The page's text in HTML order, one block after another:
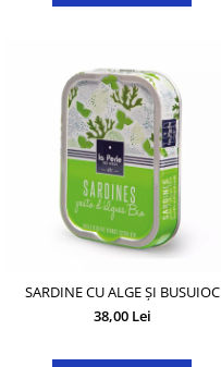
SARDINE CU ALGE ȘI BUSUIOC
38,00 Lei